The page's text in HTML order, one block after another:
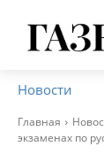
Новости
Главная
экзаменах по